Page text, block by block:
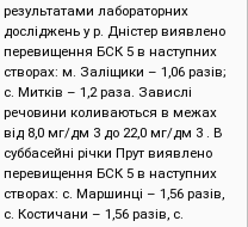
результатами лабораторних
досліджень у р. Дністер виявлено
перевищення БСК 5 в наступних
створах: м. Заліщики – 1,06 разів;
с. Митків – 1,2 раза. Завислі
речовини коливаються в межах
від 8,0 мг/дм 3 до 22,0 мг/дм 3 . В
суббасейні річки Прут виявлено
перевищення БСК 5 в наступних
створах: c. Маршинці – 1,56 разів,
с. Костичани – 1,56 разів, с.